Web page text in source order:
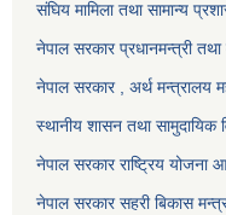
संघिय मामिला तथा सामान्य
नेपाल सरकार प्रधानमन्त्री तथा
नेपाल सरकार , अर्थ मन्त्रालय
स्थानीय शासन तथा सामुदायिक
नेपाल सरकार राष्ट्रिय योजना
नेपाल सरकार सहरी बिकास